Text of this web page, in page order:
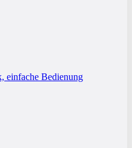
einfache Bedienung